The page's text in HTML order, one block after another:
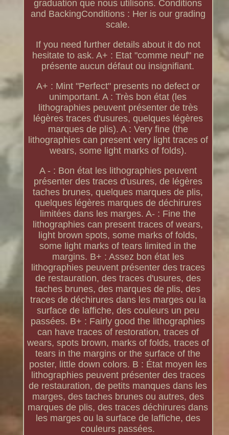
graduation que nous utilisons. Conditions
and BackingConditions : Her is our grading
scale.
If you need further details about it do not
hesitate to ask. A+ : Etat "comme neuf" ne
présente aucun défaut ou insignifiant.
A+ : Mint "Perfect" presents no defect or
unimportant. A : Très bon état (les
lithographies peuvent présenter de très
légères traces d'usures, quelques légères
marques de plis). A : Very fine (the
lithographies can present very light traces of
wears, some light marks of folds).
A - : Bon état les lithographies peuvent
présenter des traces d'usures, de légères
taches brunes, quelques marques de plis,
quelques légères marques de déchirures
limitées dans les marges. A- : Fine the
lithographies can present traces of wears,
light brown spots, some marks of folds,
some light marks of tears limited in the
margins. B+ : Assez bon état les
lithographies peuvent présenter des traces
de restauration, des traces d'usures, des
taches brunes, des marques de plis, des
traces de déchirures dans les marges ou la
surface de laffiche, des couleurs un peu
passées. B+ : Fairly good the lithographies
can have traces of restoration, traces of
wears, spots brown, marks of folds, traces of
tears in the margins or the surface of the
poster, little down colors. B : État moyen les
lithographies peuvent présenter des traces
de restauration, de petits manques dans les
marges, des taches brunes ou autres, des
marques de plis, des traces déchirures dans
les marges ou la surface de laffiche, des
couleurs passées.